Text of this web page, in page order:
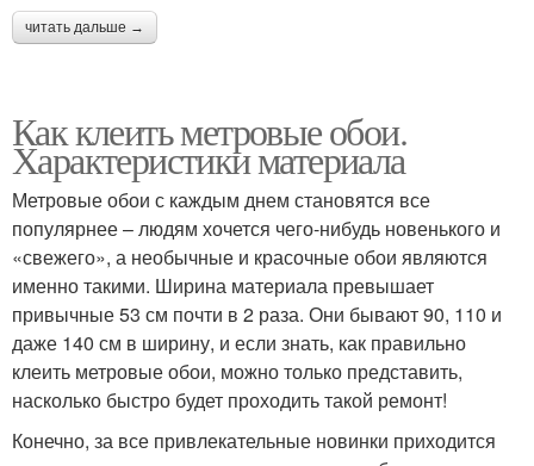
читать дальше →
Как клеить метровые обои.
Характеристики материала
Метровые обои с каждым днем становятся все
популярнее – людям хочется чего-нибудь новенького и
«свежего», а необычные и красочные обои являются
именно такими. Ширина материала превышает
привычные 53 см почти в 2 раза. Они бывают 90, 110 и
даже 140 см в ширину, и если знать, как правильно
клеить метровые обои, можно только представить,
насколько быстро будет проходить такой ремонт!
Конечно, за все привлекательные новинки приходится